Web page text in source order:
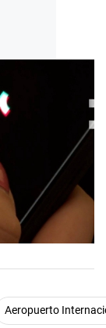
Aeropuerto